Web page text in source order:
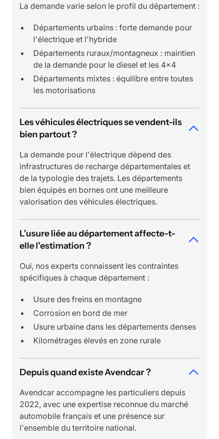
La demande varie selon le profil du département :
Départements urbains : forte demande pour
l'électrique et l'hybride
Départements ruraux/montagneux : maintien
de la demande pour le diesel et les 4x4
Départements mixtes : équilibre entre toutes
les motorisations
Les véhicules électriques se vendent-ils
bien partout ?
La demande pour l'électrique dépend des
infrastructures de recharge départementales et
de la typologie des trajets. Les départements
bien équipés en bornes ont une meilleure
valorisation des véhicules électriques.
L'usure liée au département affecte-t-
elle l'estimation ?
Oui, nos experts connaissent les contraintes
spécifiques à chaque département :
Usure des freins en montagne
Corrosion en bord de mer
Usure urbaine dans les départements denses
Kilométrages élevés en zone rurale
Depuis quand existe Avendcar ?
Avendcar accompagne les particuliers depuis
2022, avec une expertise reconnue du marché
automobile français et une présence sur
l'ensemble du territoire national.